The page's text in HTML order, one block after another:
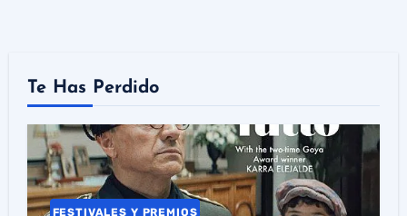
Te Has Perdido
FESTIVALES Y PREMIOS